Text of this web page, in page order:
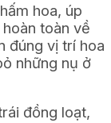
hoa, úp
toàn về
đúng vị trí hoa
những nụ ở
đồng loạt,